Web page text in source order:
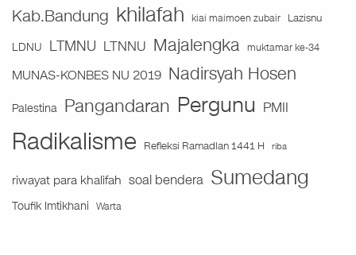
Kab.Bandung khilafah kiai maimoen zubair
Lazisnu
LDNU LTMNU LTNNU Majalengka muktamar ke-34
MUNAS-KONBES NU 2019 Nadirsyah Hosen
Palestina Pangandaran Pergunu PMII
Radikalisme Refleksi Ramadlan 1441 H riba
riwayat para khalifah soal bendera Sumedang
Toufik Imtikhani Warta